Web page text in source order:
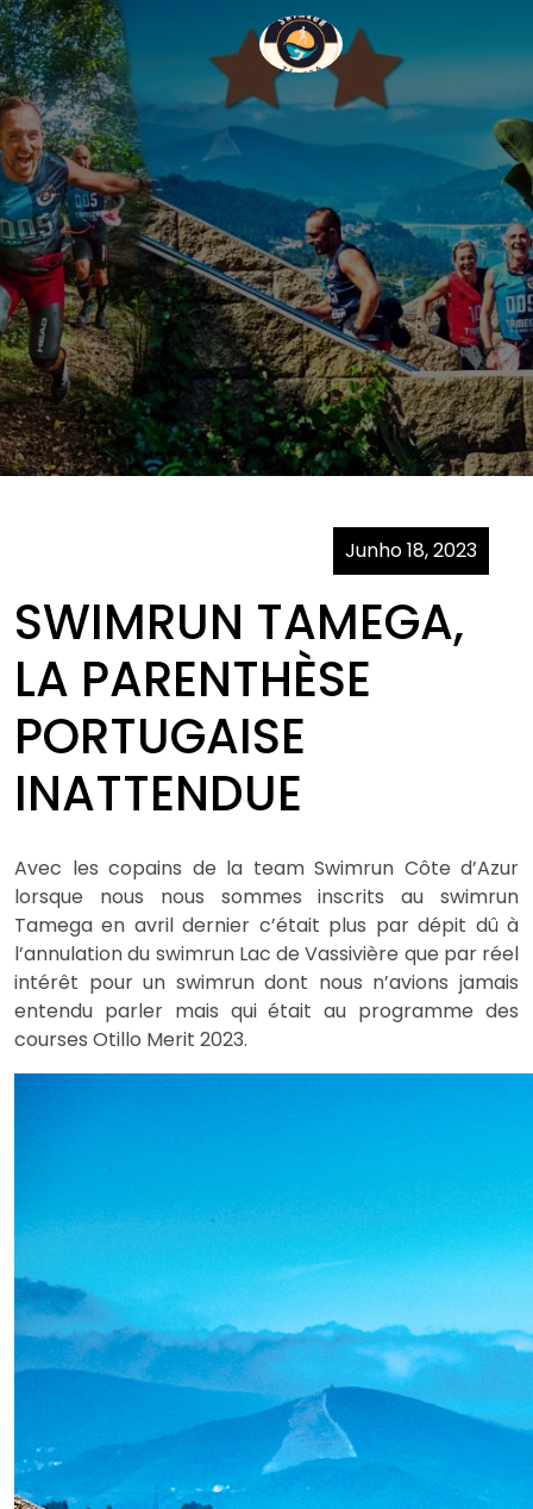
Junho 18, 2023
SWIMRUN TAMEGA,
LA PARENTHÈSE
PORTUGAISE
INATTENDUE
Avec les copains de la team Swimrun Côte d’Azur
lorsque nous nous sommes inscrits au swimrun
Tamega en avril dernier c’était plus par dépit dû à
l’annulation du swimrun Lac de Vassivière que par réel
intérêt pour un swimrun dont nous n’avions jamais
entendu parler mais qui était au programme des
courses Otillo Merit 2023.